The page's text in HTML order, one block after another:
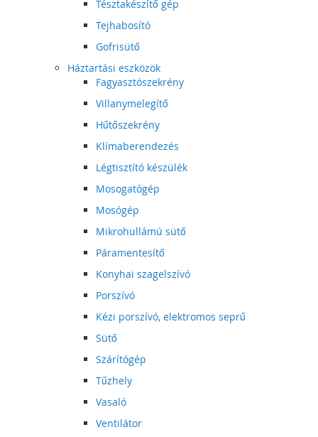
Tésztakészítő gép
Tejhabosító
Gofrisütő
Háztartási eszközök
Fagyasztószekrény
Villanymelegítő
Hűtőszekrény
Klímaberendezés
Légtisztító készülék
Mosogatógép
Mosógép
Mikrohullámú sütő
Páramentesítő
Konyhai szagelszívó
Porszívó
Kézi porszívó, elektromos seprű
Sütő
Szárítógép
Tűzhely
Vasaló
Ventilátor